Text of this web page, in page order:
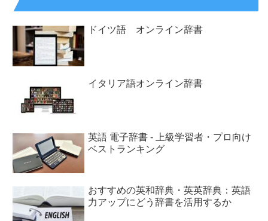
ドイツ語 オンライン辞書
イタリア語オンライン辞書
英語 電子辞書 - 上級学習者・プロ向け
ベストランキング
おすすめの英和辞典・英英辞典：英語
力アップにどう辞書を活用するか